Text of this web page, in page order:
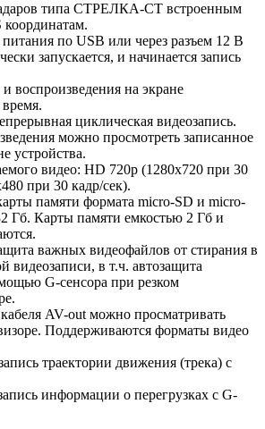
типа СТРЕЛКА-СТ встроенным
координатам.
по USB или через разъем 12 В
запускается, и начинается запись
воспроизведения на экране
циклическая видеозапись.
можно просмотреть записанное
устройства.
видео: HD 720p (1280x720 при 30
при 30 кадр/сек).
памяти формата micro-SD и micro-
Гб. Карты памяти емкостью 2 Гб и
важных видеофайлов от стирания в
видеозаписи, в т.ч. автозащита
G-сенсора при резком
AV-out можно просматривать
Поддерживаются форматы видео
траектории движения (трека) с
информации о перегрузках с G-